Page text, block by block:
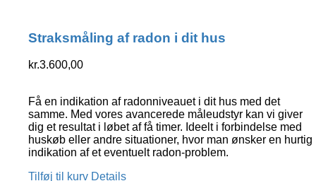
Straksmåling af radon i dit hus
kr.3.600,00
Få en indikation af radonniveauet i dit hus med det
samme. Med vores avancerede måleudstyr kan vi giver
dig et resultat i løbet af få timer. Ideelt i forbindelse med
huskøb eller andre situationer, hvor man ønsker en hurtig
indikation af et eventuelt radon-problem.
Tilføj til kurv Details